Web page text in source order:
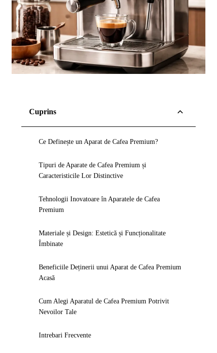
Cuprins
Ce Definește un Aparat de Cafea Premium?
Tipuri de Aparate de Cafea Premium și
Caracteristicile Lor Distinctive
Tehnologii Inovatoare în Aparatele de Cafea
Premium
Materiale și Design: Estetică și Funcționalitate
Îmbinate
Beneficiile Deținerii unui Aparat de Cafea Premium
Acasă
Cum Alegi Aparatul de Cafea Premium Potrivit
Nevoilor Tale
Intrebari Frecvente